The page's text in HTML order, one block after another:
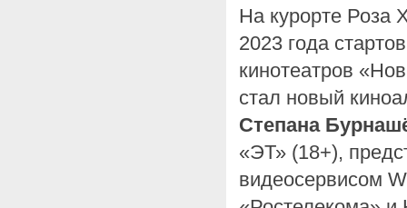
На курорте Роза
2023 года
кинотеатров
стал новый
Степана
«ЭТ» (18+),
видеосервисом